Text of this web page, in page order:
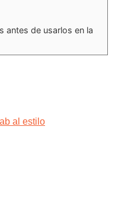
antes de usarlos en la